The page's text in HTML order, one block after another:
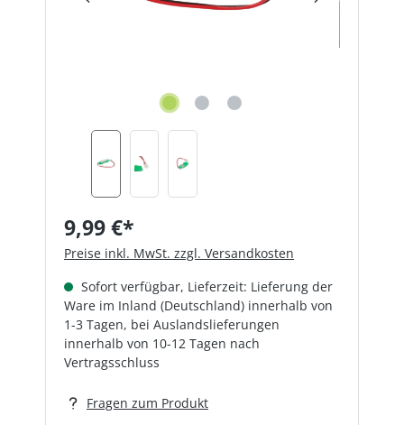
9,99 €*
Preise inkl. MwSt. zzgl. Versandkosten
Sofort verfügbar, Lieferzeit: Lieferung der
Ware im Inland (Deutschland) innerhalb von
1-3 Tagen, bei Auslandslieferungen
innerhalb von 10-12 Tagen nach
Vertragsschluss
Fragen zum Produkt